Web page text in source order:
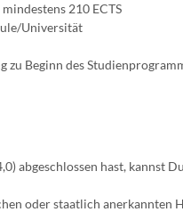
210 ECTS
Universität
Beginn des
abgeschlossen hast, kannst
oder staatlich anerkannten